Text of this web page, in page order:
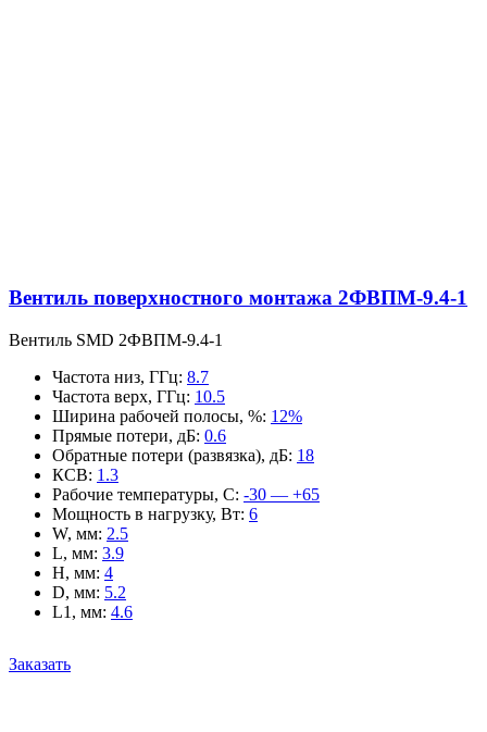
Вентиль поверхностного монтажа 2ФВПМ-9.4-1
Вентиль SMD 2ФВПМ-9.4-1
Частота низ, ГГц: 8.7
Частота верх, ГГц: 10.5
Ширина рабочей полосы, %: 12%
Прямые потери, дБ: 0.6
Обратные потери (развязка), дБ: 18
КСВ: 1.3
Рабочие температуры, С: -30 — +65
Мощность в нагрузку, Вт: 6
W, мм: 2.5
L, мм: 3.9
H, мм: 4
D, мм: 5.2
L1, мм: 4.6
Заказать